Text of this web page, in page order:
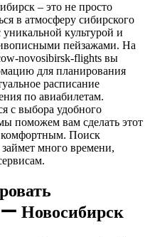
в атмосферу сибирского
уникальной культурой и
пейзажами. На
novosibirsk-flights вы
для планирования
расписание
по авиабилетам.
с выбора удобного
поможем вам сделать этот
комфортным. Поиск
займет много времени,
Новосибирск